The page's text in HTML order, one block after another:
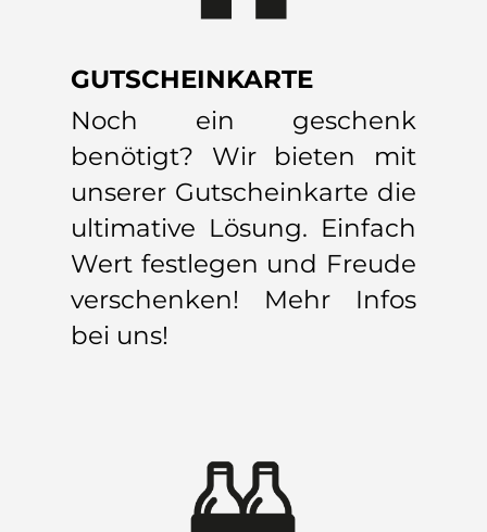
GUTSCHEINKARTE
Noch ein geschenk
benötigt? Wir bieten mit
unserer Gutscheinkarte die
ultimative Lösung. Einfach
Wert festlegen und Freude
verschenken! Mehr Infos
bei uns!